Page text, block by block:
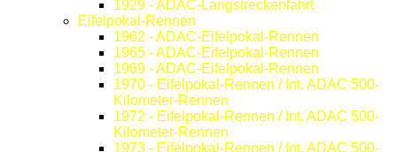
1929 - ADAC-Langstreckenfahrt
Eifelpokal-Rennen
1962 - ADAC-Eifelpokal-Rennen
1965 - ADAC-Eifelpokal-Rennen
1969 - ADAC-Eifelpokal-Rennen
1970 - Eifelpokal-Rennen / Int. ADAC 500-
Kilometer-Rennen
1972 - Eifelpokal-Rennen / Int. ADAC 500-
Kilometer-Rennen
1973 - Eifelpokal-Rennen / Int. ADAC 500-